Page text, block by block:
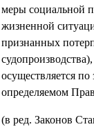
меры социальной
жизненной
признанных
осуществляется
определяемом
(в ред. Законов